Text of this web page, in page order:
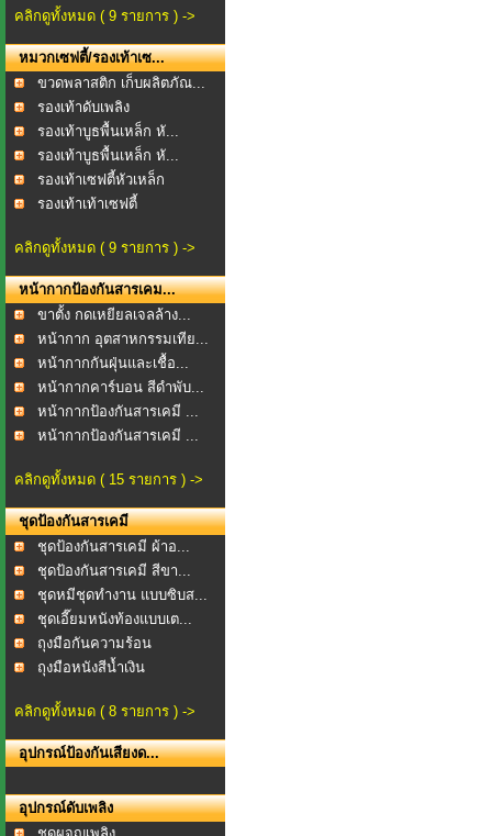
คลิกดูทั้งหมด ( 9 รายการ ) ->
หมวกเซฟตี้/รองเท้าเซ...
ขวดพลาสติก เก็บผลิตภัณ...
รองเท้าดับเพลิง
รองเท้าบูธพื้นเหล็ก หั...
รองเท้าบูธพื้นเหล็ก หั...
รองเท้าเซฟตี้หัวเหล็ก
รองเท้าเท้าเซฟตี้
คลิกดูทั้งหมด ( 9 รายการ ) ->
หน้ากากป้องกันสารเคม...
ขาตั้ง กดเหยียลเจลล้าง...
หน้ากาก อุตสาหกรรมเทีย...
หน้ากากกันฝุ่นและเชื้อ...
หน้ากากคาร์บอน สีดำพับ...
หน้ากากป้องกันสารเคมี ...
หน้ากากป้องกันสารเคมี ...
คลิกดูทั้งหมด ( 15 รายการ ) ->
ชุดป้องกันสารเคมี
ชุดป้องกันสารเคมี ผ้าอ...
ชุดป้องกันสารเคมี สีขา...
ชุดหมีชุดทำงาน แบบซิบส...
ชุดเอี๊ยมหนังท้องแบบเต...
ถุงมือกันความร้อน
ถุงมือหนังสีน้ำเงิน
คลิกดูทั้งหมด ( 8 รายการ ) ->
อุปกรณ์ป้องกันเสียงด...
อุปกรณ์ดับเพลิง